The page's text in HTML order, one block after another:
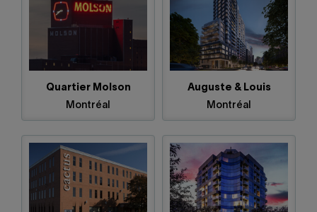
Quartier Molson
Montréal
Auguste & Louis
Montréal